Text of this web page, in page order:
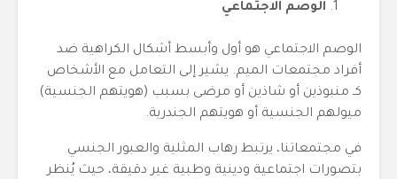
الوصم الاجتماعي
الوصم الاجتماعي هو أول وأبسط أشكال الكراهية ضد
أفراد مجتمعات الميم. يشير إلى التعامل مع الأشخاص
كـ منبوذين أو شاذين أو مرضى بسبب (هويتهم الجنسية)
ميولهم الجنسية أو هويتهم الجندرية.
في مجتمعاتنا، يرتبط رهاب المثلية والعبور الجنسي
بتصورات اجتماعية ودينية وطبية غير دقيقة، حيث يُنظر